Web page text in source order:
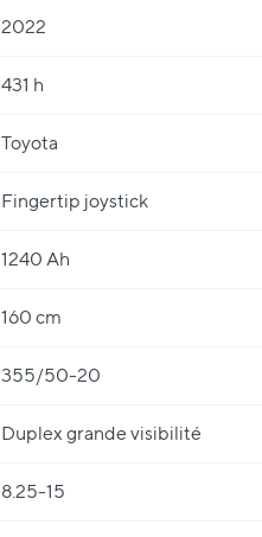
2022
431 h
Toyota
Fingertip joystick
1240 Ah
160 cm
355/50-20
Duplex grande visibilité
8.25-15